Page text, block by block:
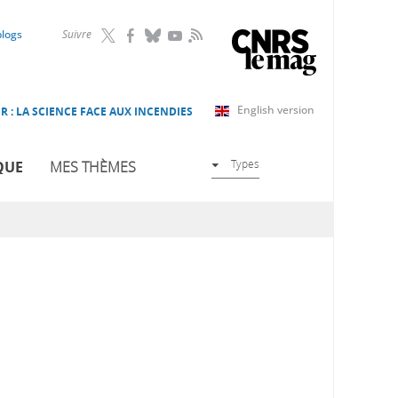
Suivre RSS
English version
: LA SCIENCE FACE AUX INCENDIES
MES THÈMES Types